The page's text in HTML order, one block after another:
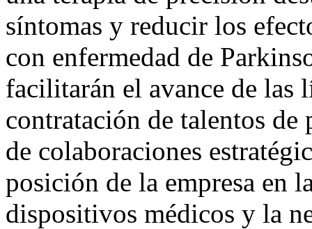
síntomas y reducir los
con enfermedad de
facilitarán el avance de las
contratación de talentos
de colaboraciones
posición de la empresa en
dispositivos médicos y la